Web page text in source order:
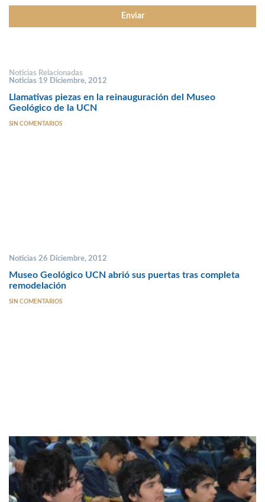
Noticias Relacionadas
Noticias 19 Diciembre, 2012
Llamativas piezas en la reinauguración del Museo
Geológico de la UCN
SIN COMENTARIOS
Noticias 26 Diciembre, 2012
Museo Geológico UCN abrió sus puertas tras completa
remodelación
SIN COMENTARIOS